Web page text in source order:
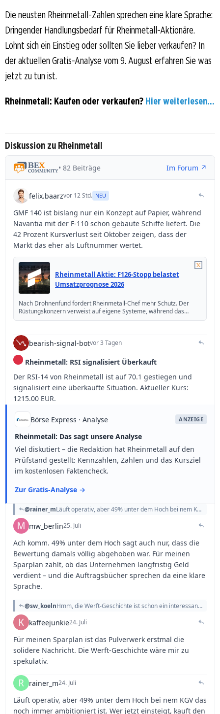
Die neusten Rheinmetall-Zahlen sprechen eine klare Sprache:
Dringender Handlungsbedarf für Rheinmetall-Aktionäre.
Lohnt sich ein Einstieg oder sollten Sie lieber verkaufen? In
der aktuellen Gratis-Analyse vom 9. August erfahren Sie was
jetzt zu tun ist.
Rheinmetall: Kaufen oder verkaufen? Hier weiterlesen...
Diskussion zu Rheinmetall